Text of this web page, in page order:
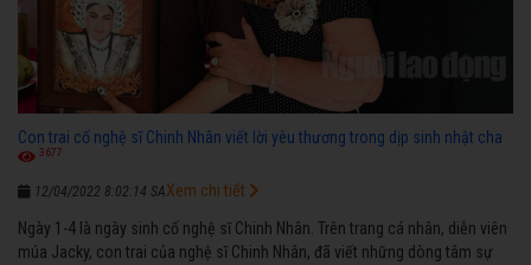
Con trai cố nghệ sĩ Chinh Nhân viết lời yêu thương trong dịp sinh nhật cha
3677
12/04/2022 8:02:14 SA
Ngày 1-4 là ngày sinh cố nghệ sĩ Chinh Nhân. Trên trang cá nhân, diễn viên
múa Jacky, con trai của nghệ sĩ Chinh Nhân, đã viết những dòng tâm sự
Xem chi tiết